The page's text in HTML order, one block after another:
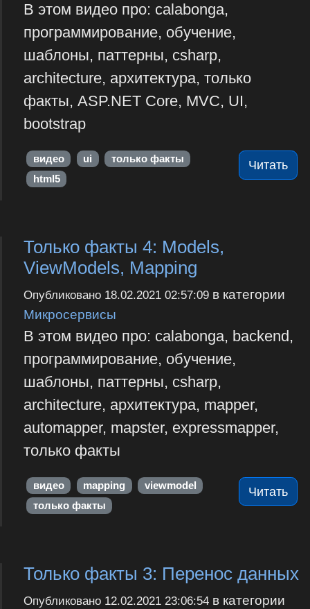
В этом видео про: calabonga,
программирование, обучение,
шаблоны, паттерны, csharp,
architecture, архитектура, только
факты, ASP.NET Core, MVC, UI,
bootstrap
Читать
видео ui
только факты
html5
Только факты 4: Models,
ViewModels, Mapping
Опубликовано 18.02.2021 02:57:09в категории
Микросервисы
В этом видео про: calabonga, backend,
программирование, обучение,
шаблоны, паттерны, csharp,
architecture, архитектура, mapper,
automapper, mapster, expressmapper,
только факты
Читать
видео mapping
viewmodel
только факты
Только факты 3: Перенос данных
Опубликовано 12.02.2021 23:06:54в категории